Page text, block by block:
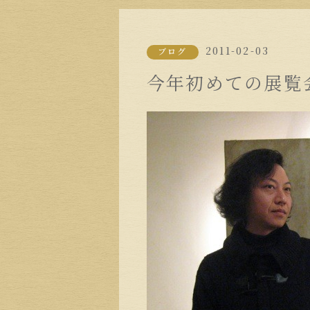
ブログ 2011-02-03
今年初めての展覧